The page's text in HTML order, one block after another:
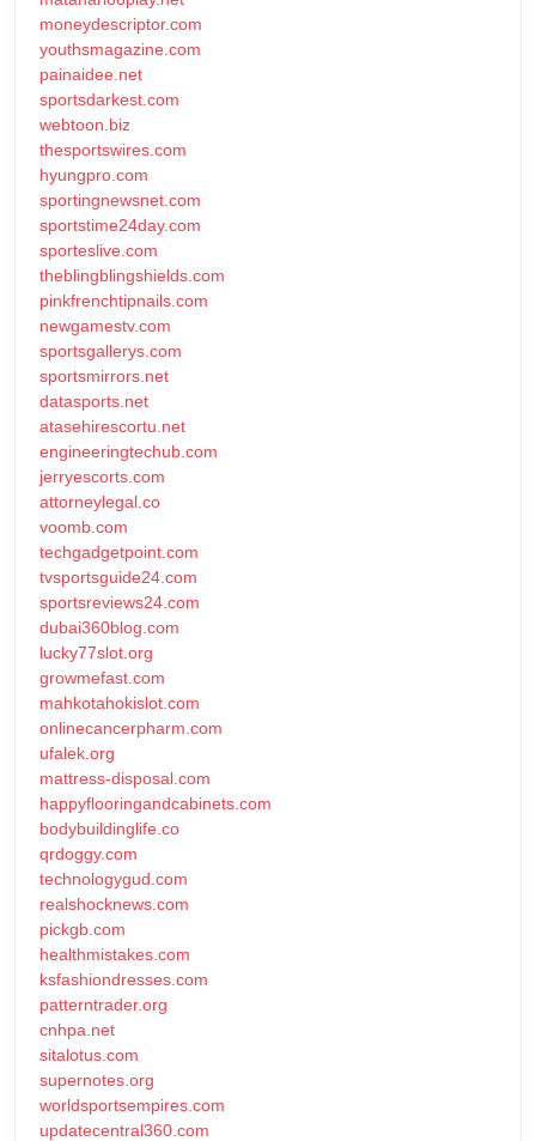
moneydescriptor.com
youthsmagazine.com
painaidee.net
sportsdarkest.com
webtoon.biz
thesportswires.com
hyungpro.com
sportingnewsnet.com
sportstime24day.com
sporteslive.com
theblingblingshields.com
pinkfrenchtipnails.com
newgamestv.com
sportsgallerys.com
sportsmirrors.net
datasports.net
atasehirescortu.net
engineeringtechub.com
jerryescorts.com
attorneylegal.co
voomb.com
techgadgetpoint.com
tvsportsguide24.com
sportsreviews24.com
dubai360blog.com
lucky77slot.org
growmefast.com
mahkotahokislot.com
onlinecancerpharm.com
ufalek.org
mattress-disposal.com
happyflooringandcabinets.com
bodybuildinglife.co
qrdoggy.com
technologygud.com
realshocknews.com
pickgb.com
healthmistakes.com
ksfashiondresses.com
patterntrader.org
cnhpa.net
sitalotus.com
supernotes.org
worldsportsempires.com
updatecentral360.com